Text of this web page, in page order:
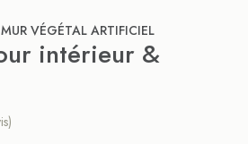
VÉGÉTAL ARTIFICIEL
intérieur &